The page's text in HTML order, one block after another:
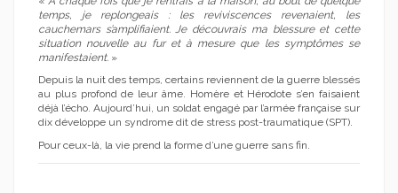
(1 avis)
temps, je replongeais : les reviviscences revenaient, les
cauchemars s’amplifiaient. Je découvrais ma blessure et cette
situation nouvelle au fur et à mesure que les symptômes se
manifestaient. »
Depuis la nuit des temps, certains reviennent de la guerre blessés
au plus profond de leur âme. Homère et Hérodote s’en faisaient
déjà l’écho. Aujourd’hui, un soldat engagé par l’armée française sur
dix développe un syndrome dit de stress post-traumatique (SPT).
Pour ceux-là, la vie prend la forme d’une guerre sans fin.